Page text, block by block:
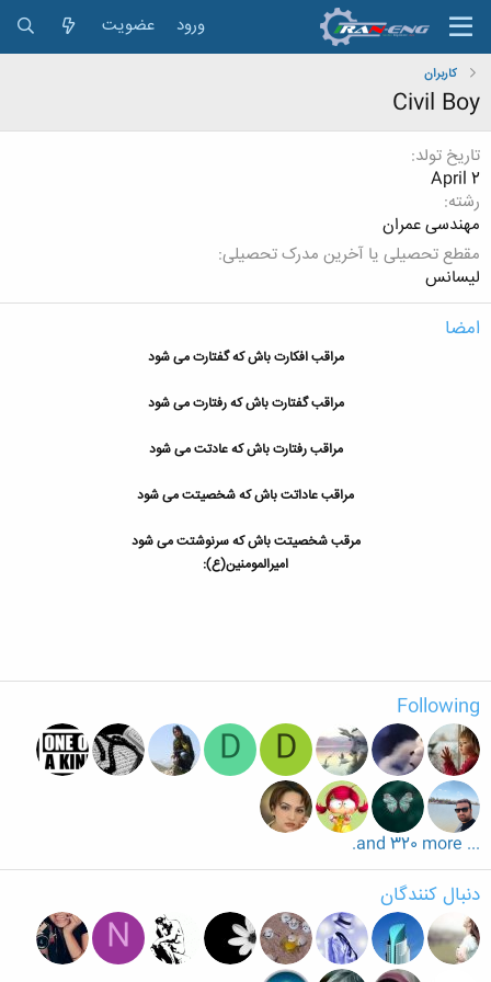
ورود عضویت
کاربران
Civil Boy
تاریخ تولد
April 2
رشته
مهندسی عمران
مقطع تحصیلی یا آخرین مدرک تحصیلی
لیسانس
امضا
مراقبافکارت باش که گفتارت می شود
مراقب گفتارت باش که رفتارت می شود
مراقب رفتارت باش که عادتت می شود
مراقب عاداتت باش که شخصیتت می شود
مرقب شخصیتت باش که سرنوشتت می شود
امیرالمومنین(ع):
Following
D
D
... and 320 more.
دنبال کنندگان
N